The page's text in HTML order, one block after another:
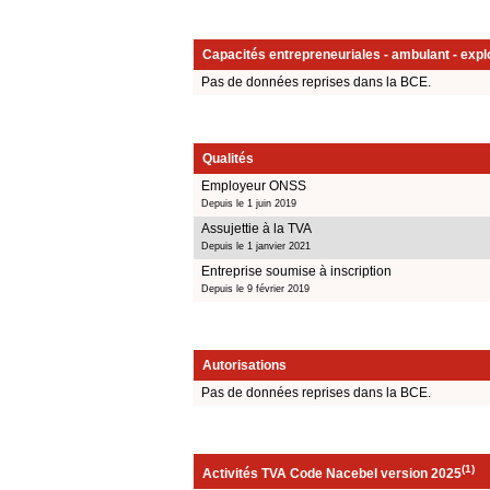
Capacités entrepreneuriales - ambulant -
Pas de données reprises dans la BCE.
Qualités
Employeur ONSS
Depuis le 1 juin 2019
Assujettie à la TVA
Depuis le 1 janvier 2021
Entreprise soumise à inscription
Depuis le 9 février 2019
Autorisations
Pas de données reprises dans la BCE.
Activités TVA Code Nacebel version 2025(1)